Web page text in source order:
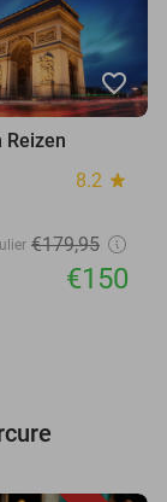
favorite_border
Reizen
8.2 star
€179,95
€150